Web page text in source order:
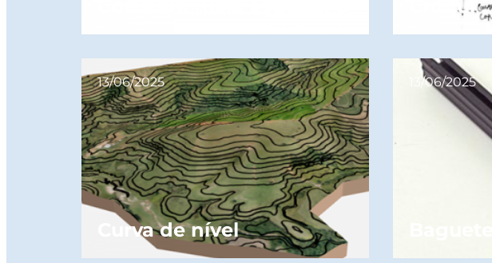
Croqui
13/06/2025
Curva de nível
13/06/2025